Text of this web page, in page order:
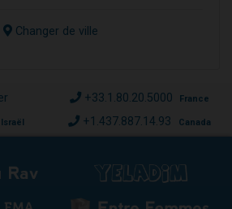
Changer de ville
+33.1.80.20.5000 France
Israël +1.437.887.14.93 Canada